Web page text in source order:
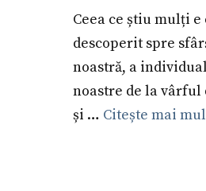
Ceea ce știu mulți
descoperit spre
noastră, a
noastre de la vârful
și … Citește mai